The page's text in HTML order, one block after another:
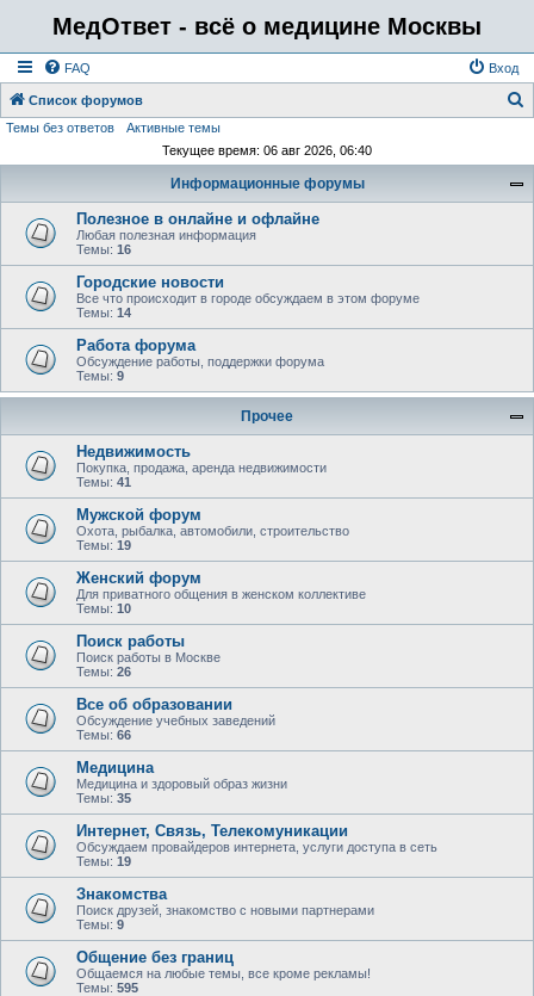
МедОтвет - всё о медицине Москвы
FAQ Вход
Список форумов
Темы без ответов
Активные темы
Текущее время: 06 авг 2026, 06:40
Информационные форумы
Полезное в онлайне и офлайне
Любая полезная информация
Темы: 16
Городские новости
Все что происходит в городе обсуждаем в этом форуме
Темы: 14
Работа форума
Обсуждение работы, поддержки форума
Темы: 9
Прочее
Недвижимость
Покупка, продажа, аренда недвижимости
Темы: 41
Мужской форум
Охота, рыбалка, автомобили, строительство
Темы: 19
Женский форум
Для приватного общения в женском коллективе
Темы: 10
Поиск работы
Поиск работы в Москве
Темы: 26
Все об образовании
Обсуждение учебных заведений
Темы: 66
Медицина
Медицина и здоровый образ жизни
Темы: 35
Интернет, Связь, Телекомуникации
Обсуждаем провайдеров интернета, услуги доступа в сеть
Темы: 19
Знакомства
Поиск друзей, знакомство с новыми партнерами
Темы: 9
Общение без границ
Общаемся на любые темы, все кроме рекламы!
Темы: 595